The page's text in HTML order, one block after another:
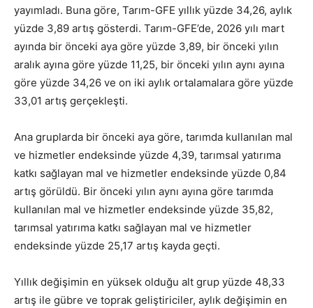
yayımladı. Buna göre, Tarım-GFE yıllık yüzde 34,26, aylık
yüzde 3,89 artış gösterdi. Tarım-GFE’de, 2026 yılı mart
ayında bir önceki aya göre yüzde 3,89, bir önceki yılın
aralık ayına göre yüzde 11,25, bir önceki yılın aynı ayına
göre yüzde 34,26 ve on iki aylık ortalamalara göre yüzde
33,01 artış gerçekleşti.
Ana gruplarda bir önceki aya göre, tarımda kullanılan mal
ve hizmetler endeksinde yüzde 4,39, tarımsal yatırıma
katkı sağlayan mal ve hizmetler endeksinde yüzde 0,84
artış görüldü. Bir önceki yılın aynı ayına göre tarımda
kullanılan mal ve hizmetler endeksinde yüzde 35,82,
tarımsal yatırıma katkı sağlayan mal ve hizmetler
endeksinde yüzde 25,17 artış kayda geçti.
Yıllık değişimin en yüksek olduğu alt grup yüzde 48,33
artış ile gübre ve toprak geliştiriciler, aylık değişimin en